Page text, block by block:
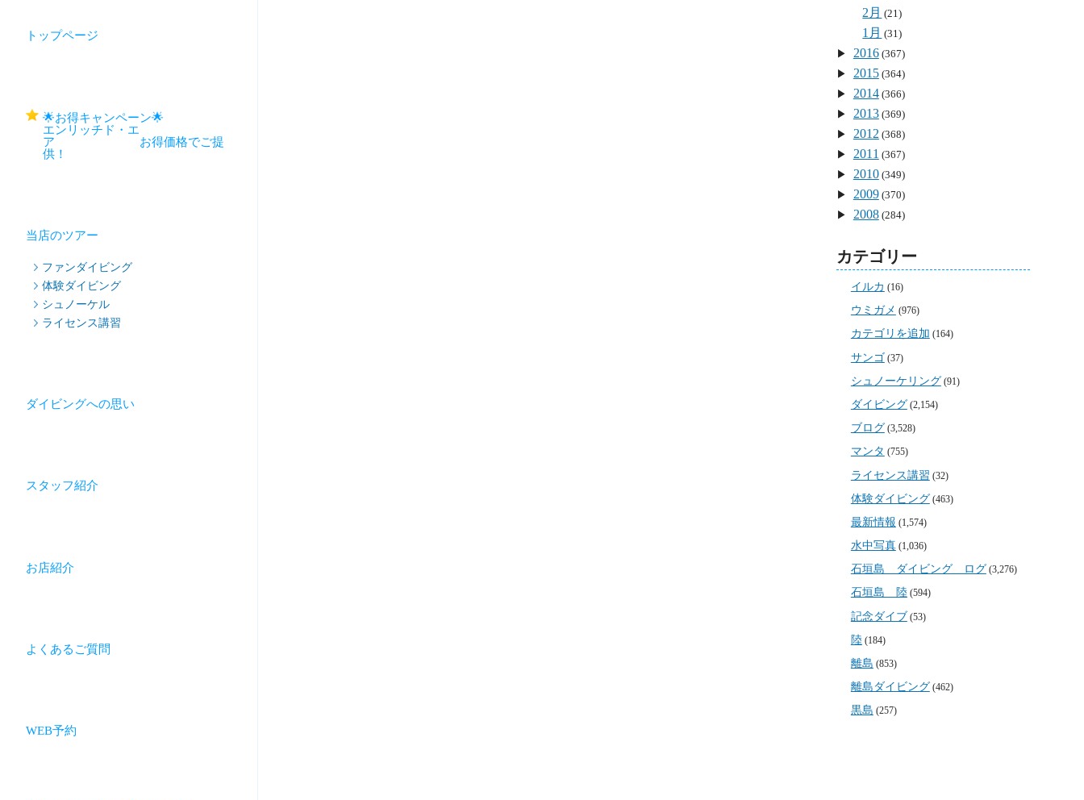
トップページ
🌟お得キャンペーン🌟
エンリッチド・エ
ア お得価格でご提
供！
当店のツアー
ファンダイビング
体験ダイビング
シュノーケル
ライセンス講習
ダイビングへの思い
スタッフ紹介
お店紹介
よくあるご質問
WEB予約
2月 (21)
1月 (31)
2016(367)
2015(364)
2014(366)
2013(369)
2012(368)
2011 (367)
2010(349)
2009(370)
2008(284)
カテゴリー
イルカ (16)
ウミガメ (976)
カテゴリを追加 (164)
サンゴ(37)
シュノーケリング(91)
ダイビング (2,154)
ブログ (3,528)
マンタ (755)
ライセンス講習 (32)
体験ダイビング(463)
最新情報 (1,574)
水中写真(1,036)
石垣島 ダイビング ログ (3,276)
石垣島 陸(594)
記念ダイブ (53)
陸(184)
離島 (853)
離島ダイビング (462)
黒島 (257)